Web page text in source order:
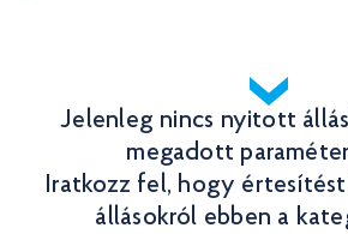
Jelenleg nincs nyitott
megadott
Iratkozz fel, hogy értesítést
állásokról ebben a